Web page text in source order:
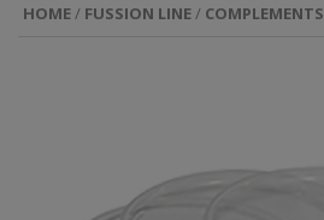
HOME / FUSSION LINE / COMPLEMENTS